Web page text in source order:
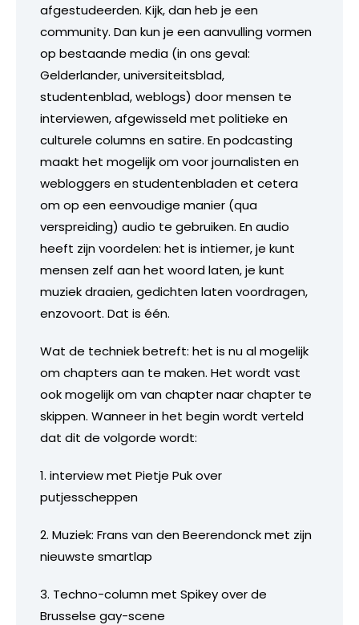
afgestudeerden. Kijk, dan heb je een
community. Dan kun je een aanvulling vormen
op bestaande media (in ons geval:
Gelderlander, universiteitsblad,
studentenblad, weblogs) door mensen te
interviewen, afgewisseld met politieke en
culturele columns en satire. En podcasting
maakt het mogelijk om voor journalisten en
webloggers en studentenbladen et cetera
om op een eenvoudige manier (qua
verspreiding) audio te gebruiken. En audio
heeft zijn voordelen: het is intiemer, je kunt
mensen zelf aan het woord laten, je kunt
muziek draaien, gedichten laten voordragen,
enzovoort. Dat is één.
Wat de techniek betreft: het is nu al mogelijk
om chapters aan te maken. Het wordt vast
ook mogelijk om van chapter naar chapter te
skippen. Wanneer in het begin wordt verteld
dat dit de volgorde wordt:
1. interview met Pietje Puk over
putjesscheppen
2. Muziek: Frans van den Beerendonck met zijn
nieuwste smartlap
3. Techno-column met Spikey over de
Brusselse gay-scene